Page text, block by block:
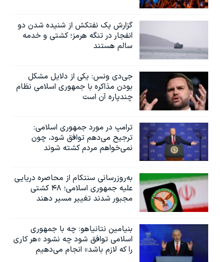
گزارش یک نفتکش از شنیده شدن دو
انفجار در تنگه هرمز؛ کشتی و خدمه
سالم هستند
جی‌دی ونس: یکی از دلایل مشکل
بودن مذاکره با جمهوری اسلامی نظام
چندپاره آن است
ترامپ در مورد جمهوری اسلامی:
ترجیح می‌دهم توافق شود، چون
نمی‌خواهم مردم کشته شوند
به‌روزرسانی سنتکام از محاصره دریایی
علیه جمهوری اسلامی؛ ۴۸ کشتی
مجبور شدند تغییر مسیر دهند
بنیامین نتانیاهو: چه با جمهوری
اسلامی توافق شود چه نشود «هر کاری
را که لازم باشد» انجام می‌دهیم